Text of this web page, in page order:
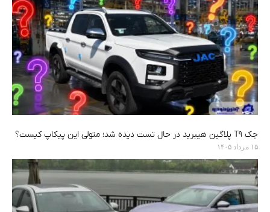
جک T9 پلاگین هیبرید در حال تست دیده شد؛ متولی این پیکاپ کیست؟
۱۵ مرداد ۱۴۰۵